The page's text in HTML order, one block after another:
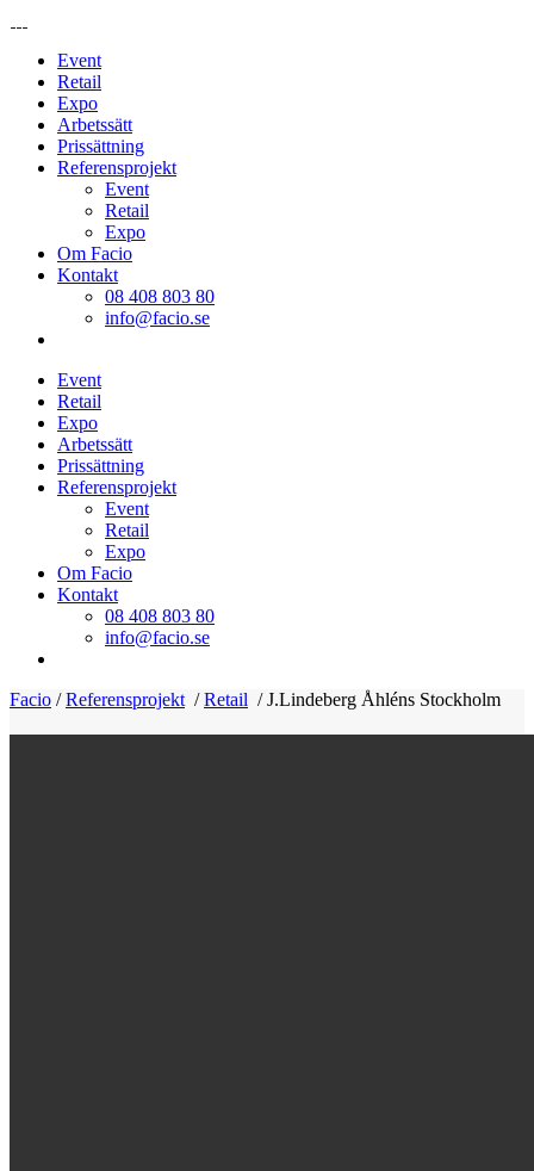
Event
Retail
Expo
Arbetssätt
Prissättning
Referensprojekt
Event
Retail
Expo
Om Facio
Kontakt
08 408 803 80
info@facio.se
Event
Retail
Expo
Arbetssätt
Prissättning
Referensprojekt
Event
Retail
Expo
Om Facio
Kontakt
08 408 803 80
info@facio.se
Facio /Referensprojekt /Retail /J.Lindeberg Åhléns Stockholm